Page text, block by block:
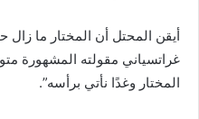
أيقن المحتل أن المختار ما زال
غراتسياني مقولته المشهورة
المختار وغدًا نأتي برأسه”.